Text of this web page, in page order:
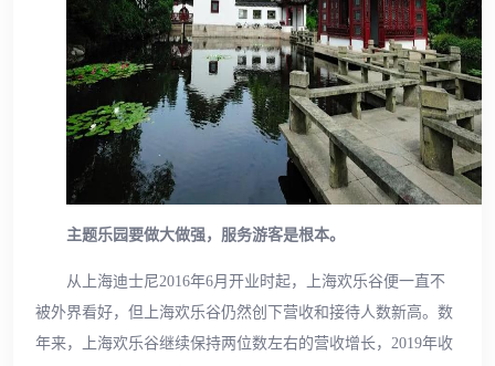
主题乐园要做大做强，服务游客是根本。
从上海迪士尼2016年6月开业时起，上海欢乐谷便一直不
被外界看好，但上海欢乐谷仍然创下营收和接待人数新高。数
年来，上海欢乐谷继续保持两位数左右的营收增长，2019年收